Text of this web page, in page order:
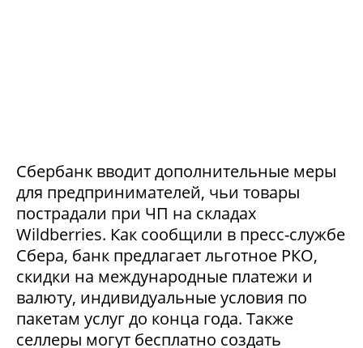
Сбербанк вводит дополнительные меры
для предпринимателей, чьи товары
пострадали при ЧП на складах
Wildberries. Как сообщили в пресс-службе
Сбера, банк предлагает льготное РКО,
скидки на международные платежи и
валюту, индивидуальные условия по
пакетам услуг до конца года. Также
селлеры могут бесплатно создать